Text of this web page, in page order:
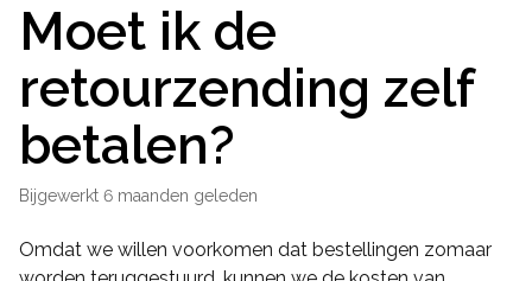
Moet ik de
retourzending zelf
betalen?
Bijgewerkt 6 maanden geleden
Omdat we willen voorkomen dat bestellingen zomaar